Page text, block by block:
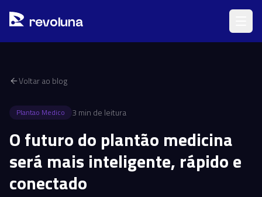
revoluna
Voltar ao blog
Plantao Medico 3 min de leitura
O futuro do plantão medicina
será mais inteligente, rápido e
conectado